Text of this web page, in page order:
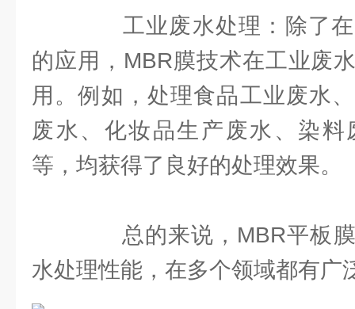
工业废水处理：除了在
的应用，MBR膜技术在工业废
用。例如，处理食品工业废水
废水、化妆品生产废水、染
等，均获得了良好的处理效果。
总的来说，MBR平板膜
水处理性能，在多个领域都有广